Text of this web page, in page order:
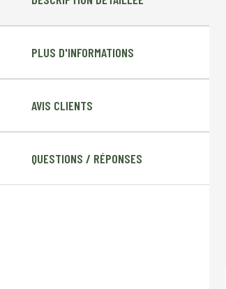
PLUS D'INFORMATIONS
AVIS CLIENTS
QUESTIONS / RÉPONSES